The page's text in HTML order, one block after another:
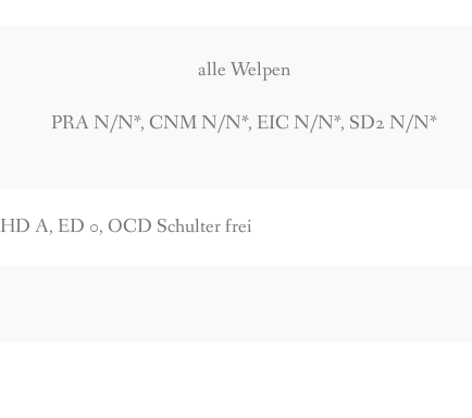
alle Welpen
PRA N/N*, CNM N/N*, EIC N/N*, SD2 N/N*
HD A, ED 0, OCD Schulter frei